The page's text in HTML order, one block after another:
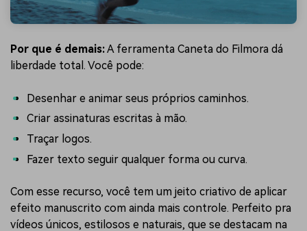
Por que é demais:A ferramenta Caneta do Filmora dá
liberdade total. Você pode:
Desenhar e animar seus próprios caminhos.
Criar assinaturas escritas à mão.
Traçar logos.
Fazer texto seguir qualquer forma ou curva.
Com esse recurso, você tem um jeito criativo de aplicar
efeito manuscrito com ainda mais controle. Perfeito pra
vídeos únicos, estilosos e naturais, que se destacam na